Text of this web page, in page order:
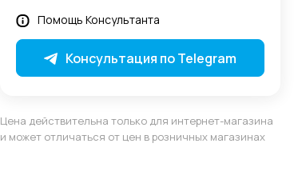
Помощь Консультанта
Консультация по Telegram
Цена действительна только для интернет-магазина
и может отличаться от цен в розничных магазинах